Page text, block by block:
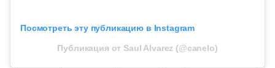
Посмотреть эту публикацию в Instagram
Публикация от Saul Alvarez (@canelo)